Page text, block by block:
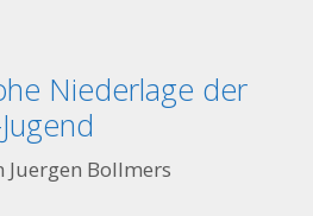
Niederlage der
Juergen Bollmers